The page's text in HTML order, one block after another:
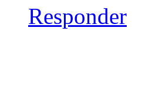
Responder